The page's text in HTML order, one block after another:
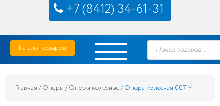
+7 (8412) 34-61-31
Skip
content
Фрегат — мебельные ткани и фурнитура купить по выгодной цене в Пензе
Каталог товаров
Поиск
товаров
Главная /Опоры /Опоры колесные/ Опора колесная 007 М